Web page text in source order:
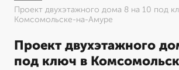
Проект двухэтажного дома 8 на 10 под
Комсомольске-на-Амуре
Проект двухэтажного
под ключ в